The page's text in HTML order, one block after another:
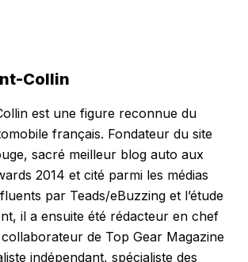
Collin
est une figure reconnue du
français. Fondateur du site
sacré meilleur blog auto aux
2014 et cité parmi les médias
par Teads/eBuzzing et l’étude
il a ensuite été rédacteur en chef
de Top Gear Magazine
indépendant, spécialiste des